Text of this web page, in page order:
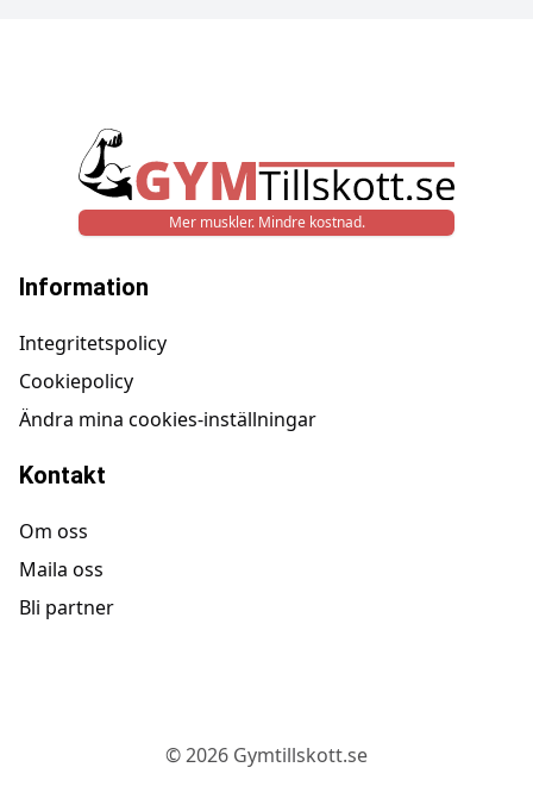
Mer muskler. Mindre kostnad.
Information
Integritetspolicy
Cookiepolicy
Ändra mina cookies-inställningar
Kontakt
Om oss
Maila oss
Bli partner
©2026 Gymtillskott.se